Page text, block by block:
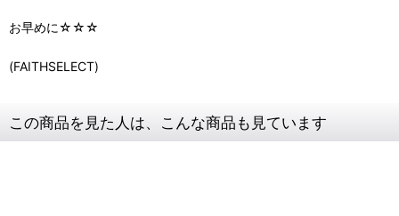
お早めに☆☆☆
(FAITHSELECT)
この商品を見た人は、こんな商品も見ています